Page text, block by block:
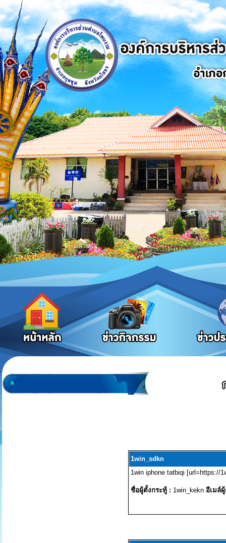
1win_sdkn
1win iphone tətbiqi [url=https://
ชื่อผู้ตั้งกระทู้ : 1win_kekn อีเมล์